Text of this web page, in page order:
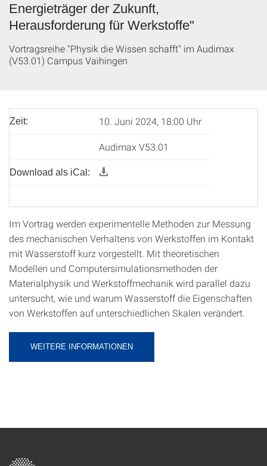
Energieträger der Zukunft,
Herausforderung für Werkstoffe"
Vortragsreihe "Physik die Wissen schafft" im Audimax
(V53.01) Campus Vaihingen
Zeit: 10. Juni 2024, 18:00 Uhr
Audimax V53.01
Download als iCal:
Im Vortrag werden experimentelle Methoden zur Messung
des mechanischen Verhaltens von Werkstoffen im Kontakt
mit Wasserstoff kurz vorgestellt. Mit theoretischen
Modellen und Computersimulationsmethoden der
Materialphysik und Werkstoffmechanik wird parallel dazu
untersucht, wie und warum Wasserstoff die Eigenschaften
von Werkstoffen auf unterschiedlichen Skalen verändert.
WEITERE INFORMATIONEN